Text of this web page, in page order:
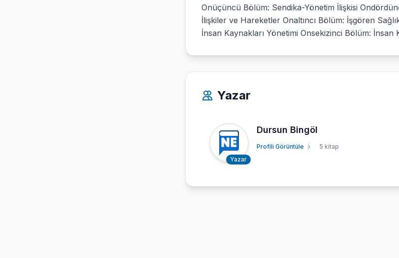
Onüçüncü Bölüm: Sendika-Yönetim İlişkisi
İlişkiler ve Hareketler Onaltıncı Bölüm: İşgören
İnsan Kaynakları Yönetimi Onsekizinci Bölüm:
Yazar
Yazar
Dursun Bingöl
Profili Görüntüle 5 kitap